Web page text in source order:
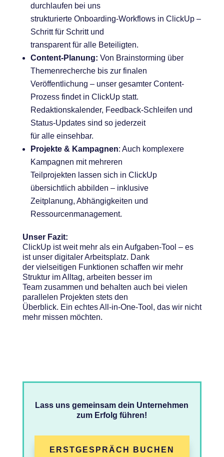
durchlaufen bei uns
strukturierte Onboarding-Workflows in ClickUp –
Schritt für Schritt und
transparent für alle Beteiligten.
Content-Planung: Von Brainstorming über
Themenrecherche bis zur finalen
Veröffentlichung – unser gesamter Content-
Prozess findet in ClickUp statt.
Redaktionskalender, Feedback-Schleifen und
Status-Updates sind so jederzeit
für alle einsehbar.
Projekte & Kampagnen: Auch komplexere
Kampagnen mit mehreren
Teilprojekten lassen sich in ClickUp
übersichtlich abbilden – inklusive
Zeitplanung, Abhängigkeiten und
Ressourcenmanagement.
Unser Fazit:
ClickUp ist weit mehr als ein Aufgaben-Tool – es
ist unser digitaler Arbeitsplatz. Dank
der vielseitigen Funktionen schaffen wir mehr
Struktur im Alltag, arbeiten besser im
Team zusammen und behalten auch bei vielen
parallelen Projekten stets den
Überblick. Ein echtes All-in-One-Tool, das wir nicht
mehr missen möchten.
Lass uns gemeinsam dein Unternehmen
zum Erfolg führen!
ERSTGESPRÄCH BUCHEN